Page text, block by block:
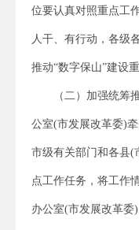
位要认真对照重点工
人干、有行动，各级
推动“数字保山”建设
（二）加强统筹
公室(市发展改革委)
市级有关部门和各县(
点工作任务，将工作
办公室(市发展改革委